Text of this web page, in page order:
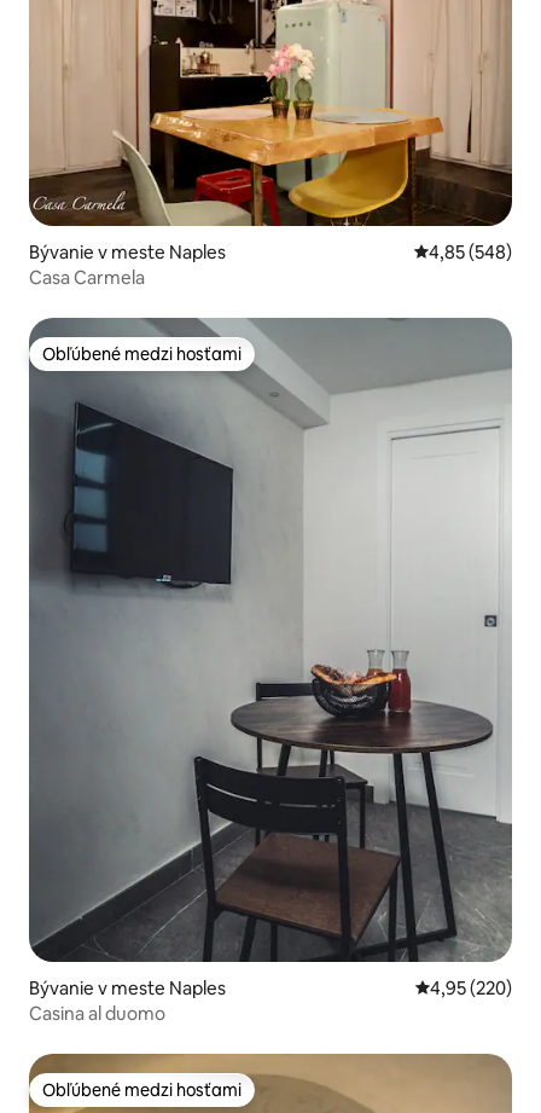
Bývanie v meste Naples Priemerné
4,85 (548)
Casa Carmela
Obľúbené medzi hosťami
Obľúbené medzi hosťami
Bývanie v meste Naples Priemerné
4,95 (220)
Casina al duomo
Obľúbené medzi hosťami
Obľúbené medzi hosťami